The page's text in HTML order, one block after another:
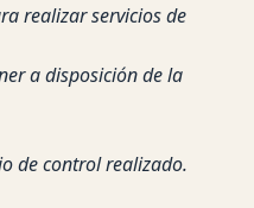
realizar servicios de
a disposición de la
de control realizado.